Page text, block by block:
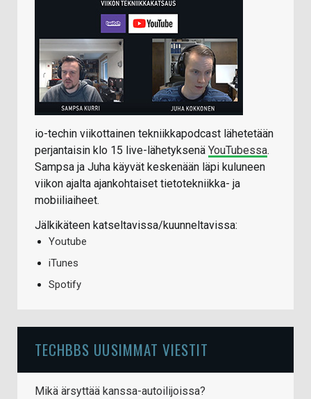
io-techin viikottainen tekniikkapodcast lähetetään
perjantaisin klo 15 live-lähetyksenä YouTubessa.
Sampsa ja Juha käyvät keskenään läpi kuluneen
viikon ajalta ajankohtaiset tietotekniikka- ja
mobiiliaiheet.
Jälkikäteen katseltavissa/kuunneltavissa:
Youtube
iTunes
Spotify
TECHBBS UUSIMMAT VIESTIT
Mikä ärsyttää kanssa-autoilijoissa?